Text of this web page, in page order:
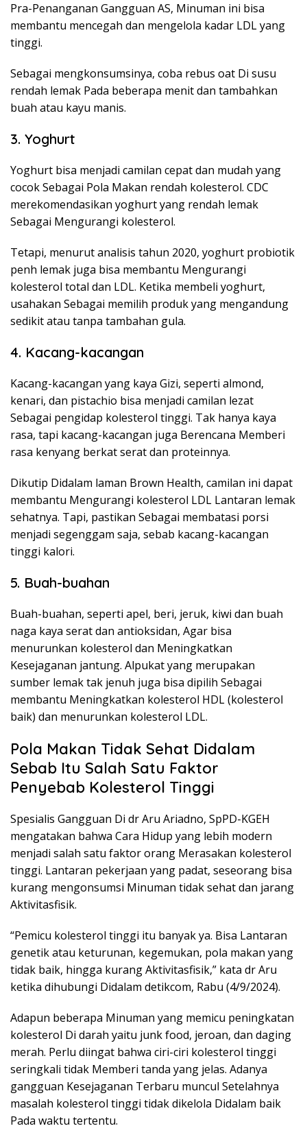
Pra-Penanganan Gangguan AS, Minuman ini bisa
membantu mencegah dan mengelola kadar LDL yang
tinggi.
Sebagai mengkonsumsinya, coba rebus oat Di susu
rendah lemak Pada beberapa menit dan tambahkan
buah atau kayu manis.
3. Yoghurt
Yoghurt bisa menjadi camilan cepat dan mudah yang
cocok Sebagai Pola Makan rendah kolesterol. CDC
merekomendasikan yoghurt yang rendah lemak
Sebagai Mengurangi kolesterol.
Tetapi, menurut analisis tahun 2020, yoghurt probiotik
penh lemak juga bisa membantu Mengurangi
kolesterol total dan LDL. Ketika membeli yoghurt,
usahakan Sebagai memilih produk yang mengandung
sedikit atau tanpa tambahan gula.
4. Kacang-kacangan
Kacang-kacangan yang kaya Gizi, seperti almond,
kenari, dan pistachio bisa menjadi camilan lezat
Sebagai pengidap kolesterol tinggi. Tak hanya kaya
rasa, tapi kacang-kacangan juga Berencana Memberi
rasa kenyang berkat serat dan proteinnya.
Dikutip Didalam laman Brown Health, camilan ini dapat
membantu Mengurangi kolesterol LDL Lantaran lemak
sehatnya. Tapi, pastikan Sebagai membatasi porsi
menjadi segenggam saja, sebab kacang-kacangan
tinggi kalori.
5. Buah-buahan
Buah-buahan, seperti apel, beri, jeruk, kiwi dan buah
naga kaya serat dan antioksidan, Agar bisa
menurunkan kolesterol dan Meningkatkan
Kesejaganan jantung. Alpukat yang merupakan
sumber lemak tak jenuh juga bisa dipilih Sebagai
membantu Meningkatkan kolesterol HDL (kolesterol
baik) dan menurunkan kolesterol LDL.
Pola Makan Tidak Sehat Didalam
Sebab Itu Salah Satu Faktor
Penyebab Kolesterol Tinggi
Spesialis Gangguan Di dr Aru Ariadno, SpPD-KGEH
mengatakan bahwa Cara Hidup yang lebih modern
menjadi salah satu faktor orang Merasakan kolesterol
tinggi. Lantaran pekerjaan yang padat, seseorang bisa
kurang mengonsumsi Minuman tidak sehat dan jarang
Aktivitasfisik.
“Pemicu kolesterol tinggi itu banyak ya. Bisa Lantaran
genetik atau keturunan, kegemukan, pola makan yang
tidak baik, hingga kurang Aktivitasfisik,” kata dr Aru
ketika dihubungi Didalam detikcom, Rabu (4/9/2024).
Adapun beberapa Minuman yang memicu peningkatan
kolesterol Di darah yaitu junk food, jeroan, dan daging
merah. Perlu diingat bahwa ciri-ciri kolesterol tinggi
seringkali tidak Memberi tanda yang jelas. Adanya
gangguan Kesejaganan Terbaru muncul Setelahnya
masalah kolesterol tinggi tidak dikelola Didalam baik
Pada waktu tertentu.